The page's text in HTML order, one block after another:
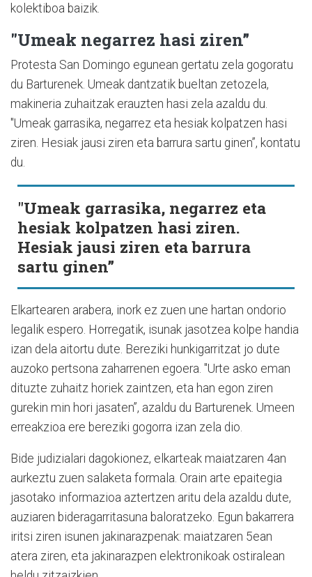
kolektiboa baizik.
"Umeak negarrez hasi ziren”
Protesta San Domingo egunean gertatu zela gogoratu
du Barturenek. Umeak dantzatik bueltan zetozela,
makineria zuhaitzak erauzten hasi zela azaldu du.
"Umeak garrasika, negarrez eta hesiak kolpatzen hasi
ziren. Hesiak jausi ziren eta barrura sartu ginen”, kontatu
du.
"Umeak garrasika, negarrez eta
hesiak kolpatzen hasi ziren.
Hesiak jausi ziren eta barrura
sartu ginen”
Elkartearen arabera, inork ez zuen une hartan ondorio
legalik espero. Horregatik, isunak jasotzea kolpe handia
izan dela aitortu dute. Bereziki hunkigarritzat jo dute
auzoko pertsona zaharrenen egoera. "Urte asko eman
dituzte zuhaitz horiek zaintzen, eta han egon ziren
gurekin min hori jasaten”, azaldu du Barturenek. Umeen
erreakzioa ere bereziki gogorra izan zela dio.
Bide judizialari dagokionez, elkarteak maiatzaren 4an
aurkeztu zuen salaketa formala. Orain arte epaitegia
jasotako informazioa aztertzen aritu dela azaldu dute,
auziaren bideragarritasuna baloratzeko. Egun bakarrera
iritsi ziren isunen jakinarazpenak: maiatzaren 5ean
atera ziren, eta jakinarazpen elektronikoak ostiralean